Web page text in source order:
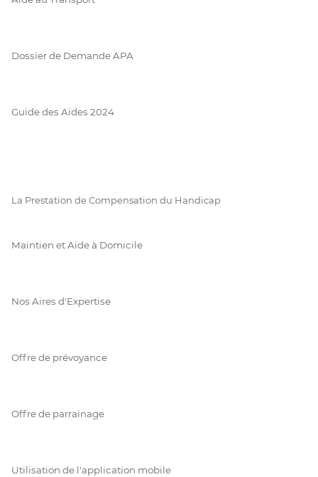
Dossier de Demande APA
Guide des Aides 2024
La Prestation de Compensation du Handicap
Maintien et Aide à Domicile
Nos Aires d'Expertise
Offre de prévoyance
Offre de parrainage
Utilisation de l'application mobile